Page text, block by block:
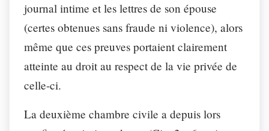
journal intime et les lettres de son épouse
(certes obtenues sans fraude ni violence), alors
même que ces preuves portaient clairement
atteinte au droit au respect de la vie privée de
celle-ci.
La deuxième chambre civile a depuis lors